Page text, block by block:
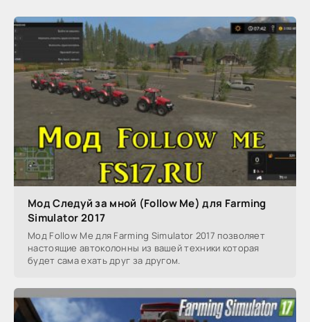
Мод Следуй за мной (Follow Me) для Farming
Simulator 2017
Мод Follow Me для Farming Simulator 2017 позволяет
настоящие автоколонны из вашей техники которая
будет сама ехать друг за другом.